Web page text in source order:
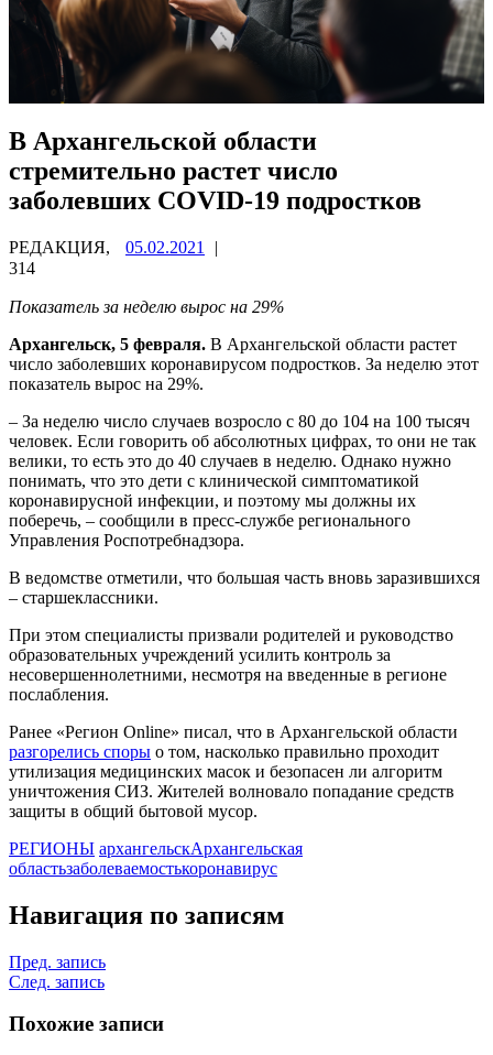
В Архангельской области
стремительно растет число
заболевших COVID-19 подростков
РЕДАКЦИЯ, 05.02.2021
|
314
Показатель за неделю вырос на 29%
Архангельск, 5 февраля. В Архангельской области растет
число заболевших коронавирусом подростков. За неделю этот
показатель вырос на 29%.
– За неделю число случаев возросло с 80 до 104 на 100 тысяч
человек. Если говорить об абсолютных цифрах, то они не так
велики, то есть это до 40 случаев в неделю. Однако нужно
понимать, что это дети с клинической симптоматикой
коронавирусной инфекции, и поэтому мы должны их
поберечь, – сообщили в пресс-службе регионального
Управления Роспотребнадзора.
В ведомстве отметили, что большая часть вновь заразившихся
– старшеклассники.
При этом специалисты призвали родителей и руководство
образовательных учреждений усилить контроль за
несовершеннолетними, несмотря на введенные в регионе
послабления.
Ранее «Регион Online» писал, что в Архангельской области
разгорелись споры о том, насколько правильно проходит
утилизация медицинских масок и безопасен ли алгоритм
уничтожения СИЗ. Жителей волновало попадание средств
защиты в общий бытовой мусор.
РЕГИОНЫ архангельскАрхангельская
областьзаболеваемостькоронавирус
Навигация по записям
Пред. запись
След. запись
Похожие записи